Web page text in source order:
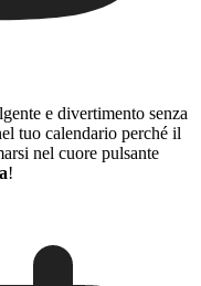
e divertimento senza
tuo calendario perché il
nel cuore pulsante
!